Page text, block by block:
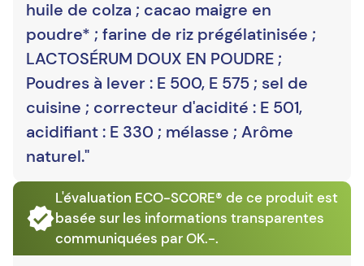
huile de colza ; cacao maigre en
poudre* ; farine de riz prégélatinisée ;
LACTOSÉRUM DOUX EN POUDRE ;
Poudres à lever : E 500, E 575 ; sel de
cuisine ; correcteur d'acidité : E 501,
acidifiant : E 330 ; mélasse ; Arôme
naturel."
L'évaluation ECO-SCORE® de ce produit est
basée sur les informations transparentes
communiquées par OK.-.